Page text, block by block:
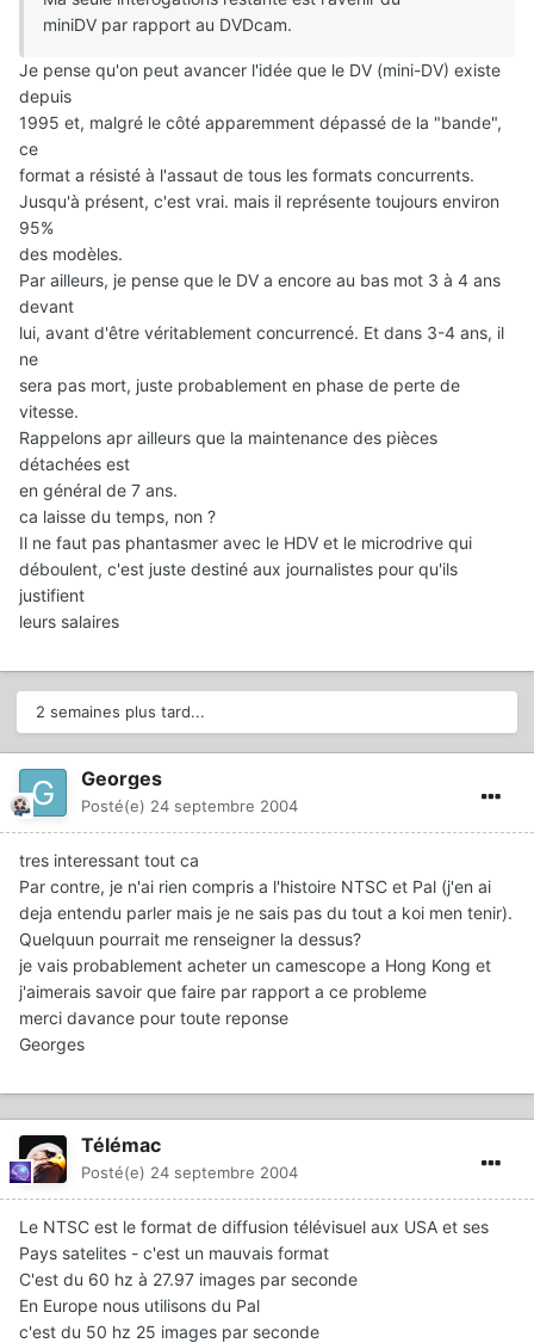
miniDV par rapport au DVDcam.
Je pense qu'on peut avancer l'idée que le DV (mini-DV) existe
depuis
1995 et, malgré le côté apparemment dépassé de la "bande",
ce
format a résisté à l'assaut de tous les formats concurrents.
Jusqu'à présent, c'est vrai. mais il représente toujours environ
95%
des modèles.
Par ailleurs, je pense que le DV a encore au bas mot 3 à 4 ans
devant
lui, avant d'être véritablement concurrencé. Et dans 3-4 ans, il
ne
sera pas mort, juste probablement en phase de perte de
vitesse.
Rappelons apr ailleurs que la maintenance des pièces
détachées est
en général de 7 ans.
ca laisse du temps, non ?
Il ne faut pas phantasmer avec le HDV et le microdrive qui
déboulent, c'est juste destiné aux journalistes pour qu'ils
justifient
leurs salaires
2 semaines plus tard...
Georges
Posté(e) 24 septembre 2004
tres interessant tout ca
Par contre, je n'ai rien compris a l'histoire NTSC et Pal (j'en ai
deja entendu parler mais je ne sais pas du tout a koi men tenir).
Quelquun pourrait me renseigner la dessus?
je vais probablement acheter un camescope a Hong Kong et
j'aimerais savoir que faire par rapport a ce probleme
merci davance pour toute reponse
Georges
Télémac
Posté(e) 24 septembre 2004
Le NTSC est le format de diffusion télévisuel aux USA et ses
Pays satelites - c'est un mauvais format
C'est du 60 hz à 27.97 images par seconde
En Europe nous utilisons du Pal
c'est du 50 hz 25 images par seconde